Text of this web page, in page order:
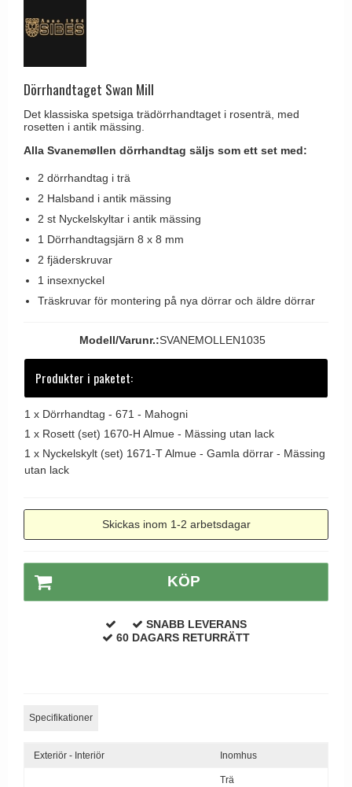
Delfin och valross
Svanemøllen trädörrhandtag
Weingarden dörrhandtag
Østerbro - trädörrhandtag
Dörrhandtag Buster + Punch
DND dörrhandtag
Randi Classic Line dörrhandtag
Turnstyle Design dörrhandtag
Trädörrhandtag på långskylt
Ringklockor
Gångjärn till dörrar
Skruvar
Polermedel till mässing
Turnstyle Designs
RDS dörrhandtag
Samuel Heath produkter
Valli & Valli dörrhandtag
YOUNG dörrhandtag
Dörrhandtaget Swan Mill
Det klassiska spetsiga trädörrhandtaget i rosenträ, med
rosetten i antik mässing.
Alla Svanemøllen dörrhandtag säljs som ett set med:
2 dörrhandtag i trä
2 Halsband i antik mässing
2 st Nyckelskyltar i antik mässing
1 Dörrhandtagsjärn 8 x 8 mm
2 fjäderskruvar
1 insexnyckel
Träskruvar för montering på nya dörrar och äldre dörrar
Modell/Varunr.:SVANEMOLLEN1035
Produkter i paketet:
1 x Dörrhandtag - 671 - Mahogni
1 x Rosett (set) 1670-H Almue - Mässing utan lack
1 x Nyckelskylt (set) 1671-T Almue - Gamla dörrar - Mässing
utan lack
Skickas inom 1-2 arbetsdagar
KÖP
SNABB LEVERANS
60 DAGARS RETURRÄTT
Specifikationer
Exteriör - Interiör Inomhus
Trä